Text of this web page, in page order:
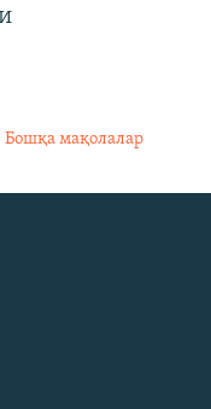
Бошқа мақолалар